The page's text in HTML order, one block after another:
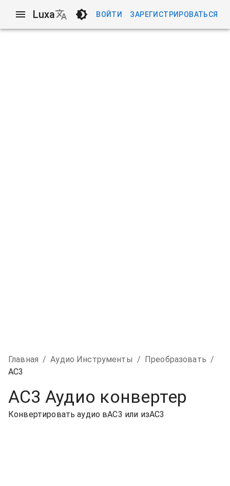
Luxa ВОЙТИ ЗАРЕГИСТРИРОВАТЬСЯ
Главная / Аудио Инструменты / Преобразовать /
AC3
AC3 Аудио конвертер
Конвертировать аудио вAC3 или изAC3